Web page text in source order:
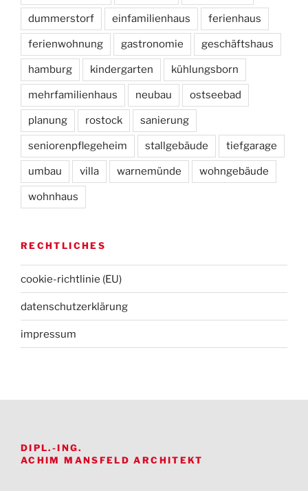
dummerstorf einfamilienhaus ferienhaus
ferienwohnung gastronomie geschäftshaus
hamburg kindergarten kühlungsborn
mehrfamilienhaus neubau ostseebad
planung rostock sanierung
seniorenpflegeheim stallgebäude tiefgarage
umbau villa warnemünde wohngebäude
wohnhaus
RECHTLICHES
cookie-richtlinie (EU)
datenschutz­erklärung
impressum
DIPL.-ING.
ACHIM MANSFELD ARCHITEKT